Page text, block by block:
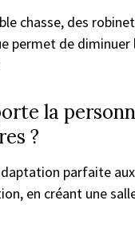
chasse, des
permet de
la
?
parfaite
en créant une